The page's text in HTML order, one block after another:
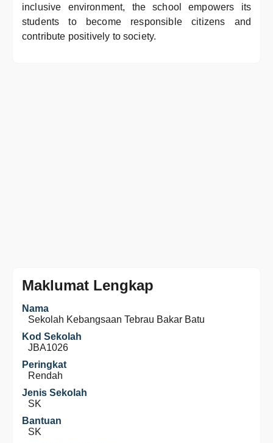
inclusive environment, the school empowers its
students to become responsible citizens and
contribute positively to society.
Maklumat Lengkap
Nama
Sekolah Kebangsaan Tebrau Bakar Batu
Kod Sekolah
JBA1026
Peringkat
Rendah
Jenis Sekolah
SK
Bantuan
SK